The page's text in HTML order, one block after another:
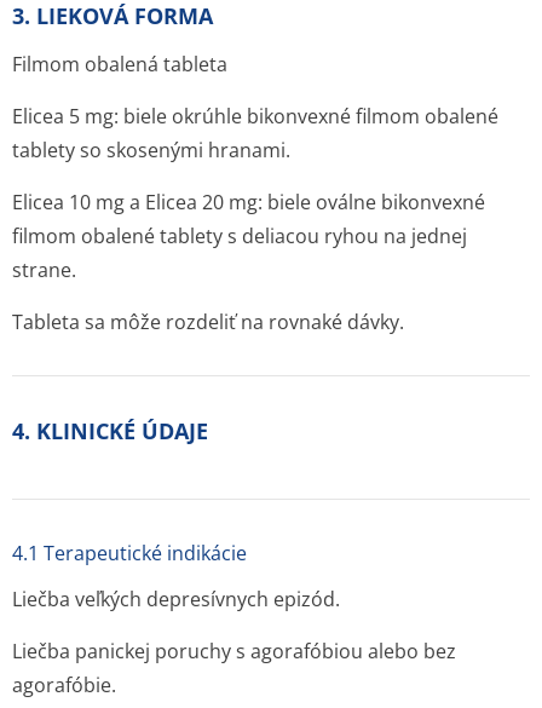
3. LIEKOVÁ FORMA
Filmom obalená tableta
Elicea 5 mg: biele okrúhle bikonvexné filmom obalené
tablety so skosenými hranami.
Elicea 10 mg a Elicea 20 mg: biele oválne bikonvexné
filmom obalené tablety s deliacou ryhou na jednej
strane.
Tableta sa môže rozdeliť na rovnaké dávky.
4. KLINICKÉ ÚDAJE
4.1 Terapeutické indikácie
Liečba veľkých depresívnych epizód.
Liečba panickej poruchy s agorafóbiou alebo bez
agorafóbie.